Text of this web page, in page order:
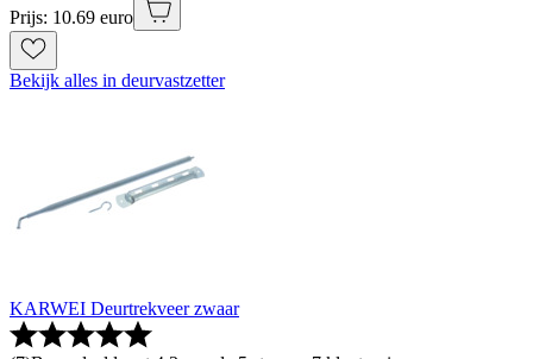
Prijs: 10.69 euro
Bekijk alles in deurvastzetter
KARWEI Deurtrekveer zwaar